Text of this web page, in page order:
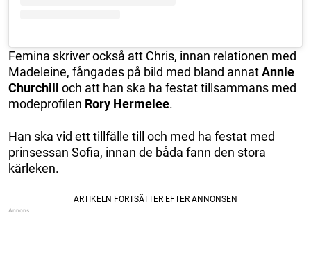
Femina skriver också att Chris, innan relationen med
Madeleine, fångades på bild med bland annatAnnie
Churchill
och att han ska ha festat tillsammans med
modeprofilen Rory Hermelee.
Han ska vid ett tillfälle till och med ha festat med
prinsessan Sofia, innan de båda fann den stora
kärleken.